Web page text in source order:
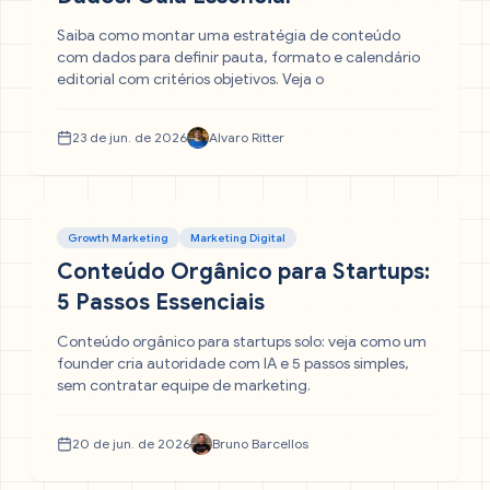
Saiba como montar uma estratégia de conteúdo
com dados para definir pauta, formato e calendário
editorial com critérios objetivos. Veja o
23 de jun. de 2026 Alvaro Ritter
Growth Marketing Marketing Digital
Conteúdo Orgânico para Startups:
5 Passos Essenciais
Conteúdo orgânico para startups solo: veja como um
founder cria autoridade com IA e 5 passos simples,
sem contratar equipe de marketing.
20 de jun. de 2026 Bruno Barcellos